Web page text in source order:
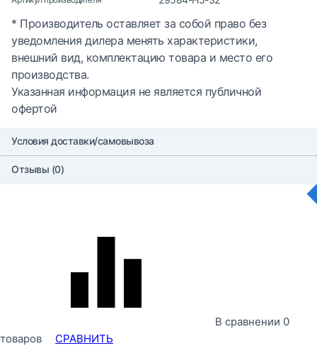
* Производитель оставляет за собой право без
уведомления дилера менять характеристики,
внешний вид, комплектацию товара и место его
производства.
Указанная информация не является публичной
офертой
Условия доставки/самовывоза
Отзывы (0)
В сравнении 0
товаров
СРАВНИТЬ